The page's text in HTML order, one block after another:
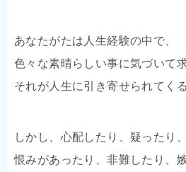
あなたがたは人生経験の中で、
色々な素晴らしい事に気づいて求
それが人生に引き寄せられてくる
しかし、心配したり、疑ったり
恨みがあったり、非難したり、